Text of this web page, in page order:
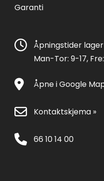
Garanti
Åpningstider
Man-Tor: 9-17,
Åpne i Google
Kontaktskjema »
66 10 14 00